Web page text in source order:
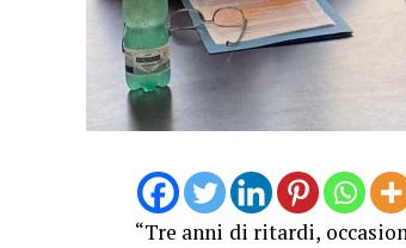
“Tre anni di ritardi,